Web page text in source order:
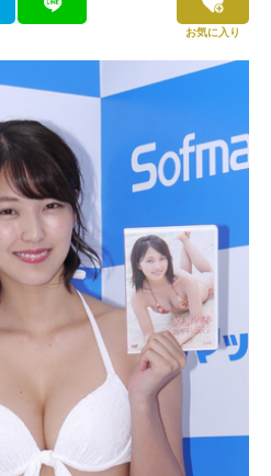
お気に入り